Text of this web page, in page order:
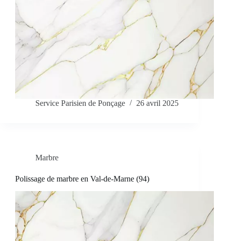
Service Parisien de Ponçage 26 avril 2025
Marbre
Polissage de marbre en Val-de-Marne (94)